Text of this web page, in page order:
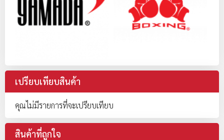
เปรียบเทียบสินค้า
คุณไม่มีรายการที่จะเปรียบเทียบ
สินค้าที่ถูกใจ